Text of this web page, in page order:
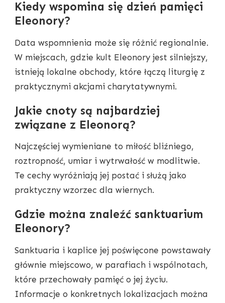
Kiedy wspomina się dzień pamięci
Eleonory?
Data wspomnienia może się różnić regionalnie.
W miejscach, gdzie kult Eleonory jest silniejszy,
istnieją lokalne obchody, które łączą liturgię z
praktycznymi akcjami charytatywnymi.
Jakie cnoty są najbardziej
związane z Eleonorą?
Najczęściej wymieniane to miłość bliźniego,
roztropność, umiar i wytrwałość w modlitwie.
Te cechy wyróżniają jej postać i służą jako
praktyczny wzorzec dla wiernych.
Gdzie można znaleźć sanktuarium
Eleonory?
Sanktuaria i kaplice jej poświęcone powstawały
głównie miejscowo, w parafiach i wspólnotach,
które przechowały pamięć o jej życiu.
Informacje o konkretnych lokalizacjach można